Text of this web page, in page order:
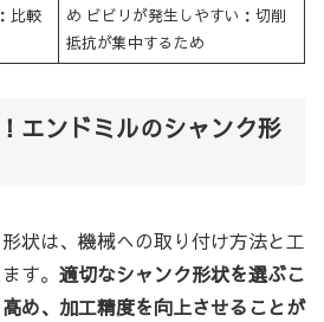
比較
め ビビリが発生しやすい：切削
抵抗が集中するため
エンドミルのシャンク形
状は、機械への取り付け方法と工
す。 適切なシャンク形状を選ぶこ
め、加工精度を向上させることが